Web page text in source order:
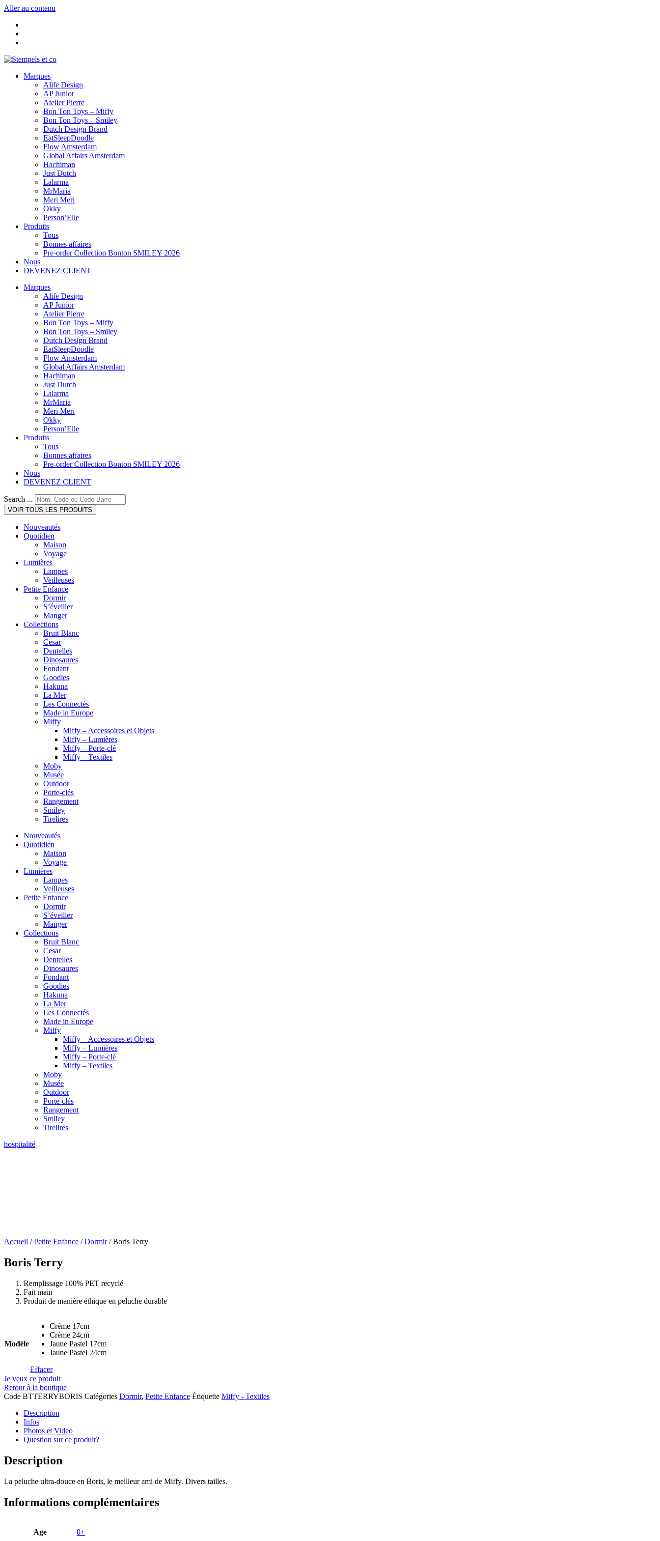
Aller au contenu
Marques
Alife Design
AP Junior
Atelier Pierre
Bon Ton Toys – Miffy
Bon Ton Toys – Smiley
Dutch Design Brand
EatSleepDoodle
Flow Amsterdam
Global Affairs Amsterdam
Hachiman
Just Dutch
Lalarma
MrMaria
Meri Meri
Okky
Person’Elle
Produits
Tous
Bonnes affaires
Pre-order Collection Bonton SMILEY 2026
Nous
DEVENEZ CLIENT
Marques
Alife Design
AP Junior
Atelier Pierre
Bon Ton Toys – Miffy
Bon Ton Toys – Smiley
Dutch Design Brand
EatSleepDoodle
Flow Amsterdam
Global Affairs Amsterdam
Hachiman
Just Dutch
Lalarma
MrMaria
Meri Meri
Okky
Person’Elle
Produits
Tous
Bonnes affaires
Pre-order Collection Bonton SMILEY 2026
Nous
DEVENEZ CLIENT
Search ...
VOIR TOUS LES PRODUITS
Nouveautés
Quotidien
Maison
Voyage
Lumières
Lampes
Veilleuses
Petite Enfance
Dormir
S’éveiller
Manger
Collections
Bruit Blanc
Cesar
Dentelles
Dinosaures
Fondant
Goodies
Hakuna
La Mer
Les Connectés
Made in Europe
Miffy
Miffy – Accessoires et Objets
Miffy – Lumières
Miffy – Porte-clé
Miffy – Textiles
Moby
Musée
Outdoor
Porte-clés
Rangement
Smiley
Tirelires
Nouveautés
Quotidien
Maison
Voyage
Lumières
Lampes
Veilleuses
Petite Enfance
Dormir
S’éveiller
Manger
Collections
Bruit Blanc
Cesar
Dentelles
Dinosaures
Fondant
Goodies
Hakuna
La Mer
Les Connectés
Made in Europe
Miffy
Miffy – Accessoires et Objets
Miffy – Lumières
Miffy – Porte-clé
Miffy – Textiles
Moby
Musée
Outdoor
Porte-clés
Rangement
Smiley
Tirelires
hospitalité
Accueil /Petite Enfance /Dormir/ Boris Terry
Boris Terry
Remplissage 100% PET recyclé
Fait main
Produit de manière éthique en peluche durable
Modèle
Crème 17cm
Crème 24cm
Jaune Pastel 17cm
Jaune Pastel 24cm
Effacer
Je veux ce produit
Retour à la boutique
Code BTTERRYBORIS Catégories Dormir, Petite Enfance Étiquette Miffy - Textiles
Description
Infos
Photos et Video
Question sur ce produit?
Description
La peluche ultra-douce en Boris, le meilleur ami de Miffy. Divers tailles.
Informations complémentaires
Age 0+